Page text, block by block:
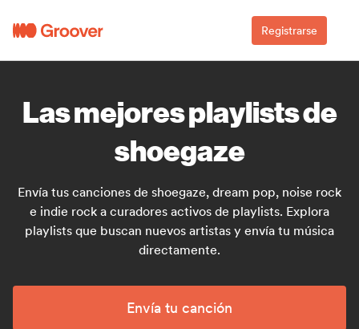
Registrarse
Las mejores playlists de
shoegaze
Envía tus canciones de shoegaze, dream pop, noise rock
e indie rock a curadores activos de playlists. Explora
playlists que buscan nuevos artistas y envía tu música
directamente.
Envía tu canción